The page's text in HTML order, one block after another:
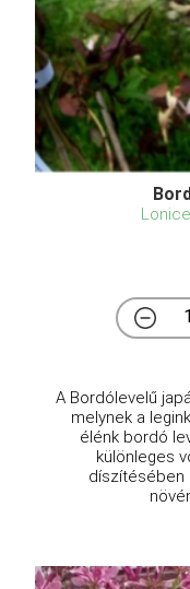
A Bordólevelű
melynek a
élénk bordó
különleges
díszítésében